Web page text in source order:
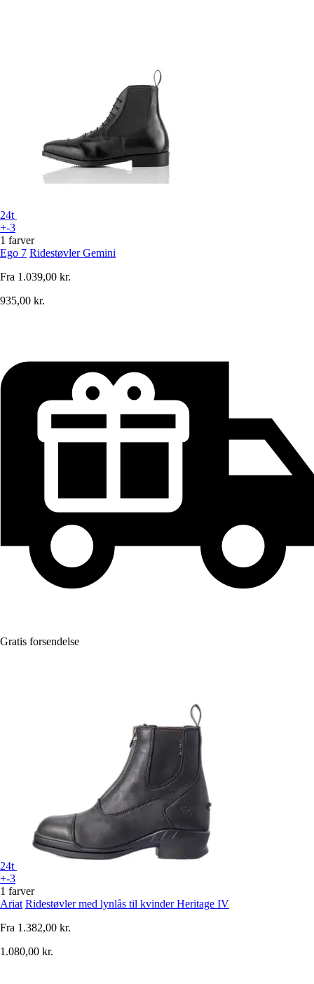
24t
+-3
1 farver
Ego 7 Ridestøvler Gemini
Fra 1.039,00 kr.
935,00 kr.
Gratis forsendelse
24t
+-3
1 farver
Ariat Ridestøvler med lynlås til kvinder Heritage IV
Fra 1.382,00 kr.
1.080,00 kr.